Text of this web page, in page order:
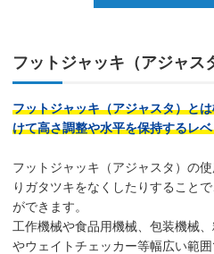
フットジャッキ（アジャス
フットジャッキ（アジャスタ）と
けて高さ調整や水平を保持するレ
フットジャッキ（アジャスタ）の
りガタツキをなくしたりすること
ができます。
工作機械や食品用機械、包装機械
やウェイトチェッカー等幅広い範囲